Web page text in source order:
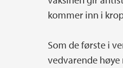
kommer inn i
Som de første i
vedvarende